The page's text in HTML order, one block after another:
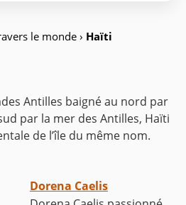
le monde › Haïti
Antilles baigné au nord par
par la mer des Antilles, Haïti
de l’île du même nom.
Dorena Caelis